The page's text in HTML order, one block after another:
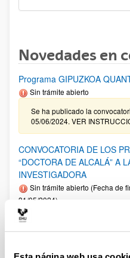
Novedades en
Programa GIPUZKOA
Sin trámite abierto
Se ha publicado la
05/06/2024. VER
CONVOCATORIA DE LOS
“DOCTORA DE ALCALÁ” A
INVESTIGADORA
Sin trámite abierto (Fecha de
31/05/2024)
Programa Ikertalent 2022 -
investigador y personal
alimentario